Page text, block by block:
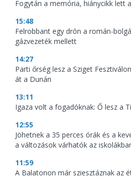
Fogytán a memória, hiánycikk lett
15:48
Felrobbant egy drón a román-
gázvezeték mellett
14:27
Parti őrség lesz a Sziget
át a Dunán
13:11
Igaza volt a fogadóknak: Ő lesz a
12:55
Jöhetnek a 35 perces órák és a
a változások várhatók az
11:59
A Balatonon már sziesztáznak az